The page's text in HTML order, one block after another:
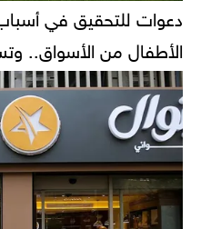
دعوات للتحقيق في
الأطفال من الأسواق..